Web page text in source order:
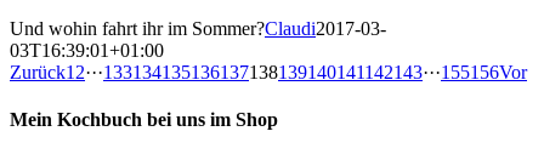
Und wohin fahrt ihr im Sommer?Claudi2017-03-
03T16:39:01+01:00
Zurück1 2···133134135136137138139140141142143···155156Vor
Mein Kochbuch bei uns im Shop